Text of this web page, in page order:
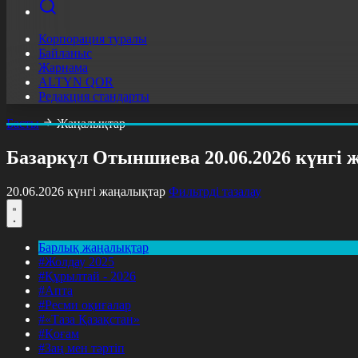
Корпорация туралы
Байланыс
Жарнама
ALTYN QOR
Редакция стандарты
Басты
Жаңалықтар
Базаркүл Отыншиева 20.06.2026 күнгі
20.06.2026 күнгі жаңалықтар Фильтрді тазалау
Барлық жаңалықтар
#Жолдау 2025
#Құрылтай - 2026
#Апта
#Ресми оқиғалар
#«Таза Қазақстан»
#Қоғам
#Заң мен тәртіп